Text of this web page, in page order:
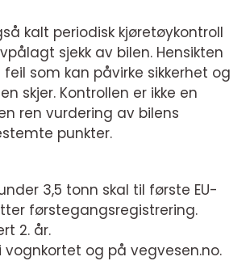
kalt periodisk kjøretøykontroll
sjekk av bilen. Hensikten
som kan påvirke sikkerhet og
skjer. Kontrollen er ikke en
ren vurdering av bilens
punkter.
3,5 tonn skal til første EU-
førstegangsregistrering.
2. år.
vognkortet og på vegvesen.no.